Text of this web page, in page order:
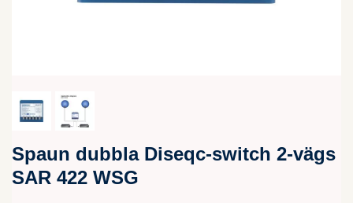
Spaun dubbla Diseqc-switch 2-vägs
SAR 422 WSG